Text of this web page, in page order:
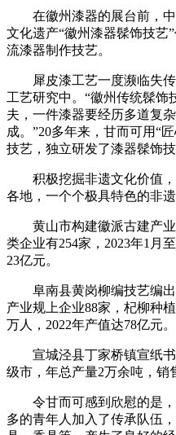
在徽州漆器的展台前，中
文化遗产“徽州漆器髹饰技艺
流漆器制作技艺。
犀皮漆工艺一度濒临失传
工艺研究中。“徽州传统髹饰
夫，一件漆器要经历多道复
成。”20多年来，甘而可用“
技艺，独立研发了漆器髹饰
积极挖掘非遗文化价值，
各地，一个个极具特色的非
黄山市构建徽派古建产业
类企业有254家，2023年1月
23亿元。
阜南县黄岗柳编技艺编出
产业规上企业88家，杞柳种
万人，2022年产值达78亿元。
宣城泾县丁家桥镇宣纸书
级市，年总产量2万余吨，销
令甘而可感到欣慰的是，
多的青年人加入了传承队伍